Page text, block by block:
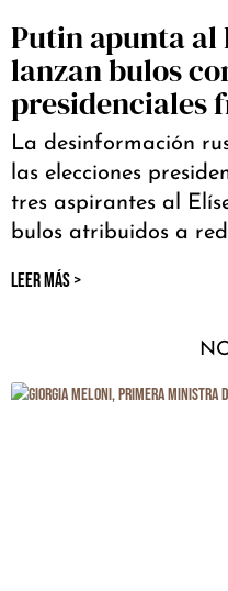
Putin apunta al
lanzan bulos
presidenciales
La desinformación
las elecciones
tres aspirantes al
bulos atribuidos a
LEER MÁS >